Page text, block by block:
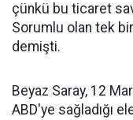
çünkü bu ticaret
Sorumlu olan tek
demişti.
Beyaz Saray, 12
ABD'ye sağladığı